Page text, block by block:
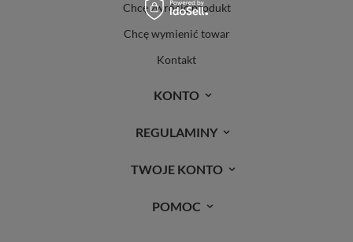
Chcę zwrócić produkt
Chcę wymienić towar
Kontakt
KONTO
REGULAMINY
TWOJE KONTO
POMOC